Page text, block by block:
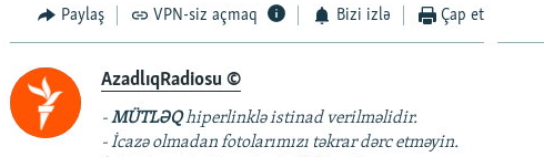
Paylaş VPN-siz açmaq Bizi izlə Çap et
AzadlıqRadiosu ©
-MÜTLƏQhiperlinklə istinad verilməlidir.
- İcazə olmadan fotolarımızı təkrar dərc etməyin.